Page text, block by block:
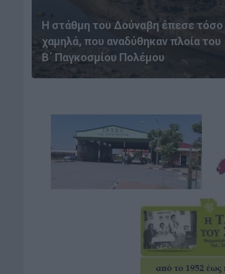
Η στάθμη του Δούναβη έπεσε τόσο
χαμηλά, που αναδύθηκαν πλοία του
Β΄ Παγκοσμίου Πολέμου